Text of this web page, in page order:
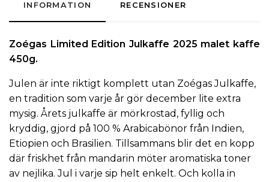
INFORMATION RECENSIONER
Zoégas Limited Edition Julkaffe 2025 malet kaffe
450g.
Julen är inte riktigt komplett utan ZoégasJulkaffe,
en tradition som varje år gör december lite extra
mysig. Årets julkaffe är mörkrostad, fyllig och
kryddig, gjord på 100 % Arabicabönor från Indien,
Etiopien och Brasilien. Tillsammans blir det en kopp
där friskhet från mandarin möter aromatiska toner
av nejlika. Jul i varje sip helt enkelt. Och kolla in